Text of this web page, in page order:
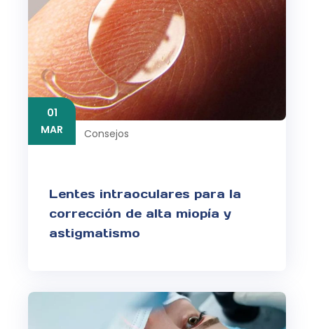
01
MAR
Consejos
Lentes intraoculares para la
corrección de alta miopía y
astigmatismo